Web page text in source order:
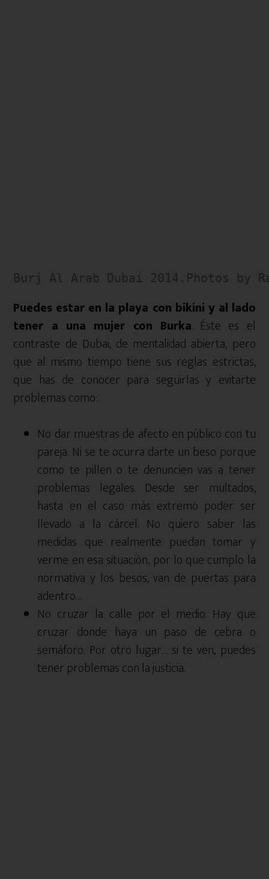
Burj Al Arab Dubai 2014.Photos by
Puedes estar en la playa con bikini y al lado
tener a una mujer con Burka. Éste es el
contraste de Dubai, de mentalidad abierta, pero
que al mismo tiempo tiene sus reglas estrictas,
que has de conocer para seguirlas y evitarte
problemas como:
No dar muestras de afecto en público con tu
pareja. Ni se te ocurra darte un beso porque
como te pillen o te denuncien vas a tener
problemas legales. Desde ser multados,
hasta en el caso más extremo poder ser
llevado a la cárcel. No quiero saber las
medidas que realmente puedan tomar y
verme en esa situación, por lo que cumplo la
normativa y los besos, van de puertas para
adentro…
No cruzar la calle por el medio. Hay que
cruzar donde haya un paso de cebra o
semáforo. Por otro lugar… si te ven, puedes
tener problemas con la justicia.